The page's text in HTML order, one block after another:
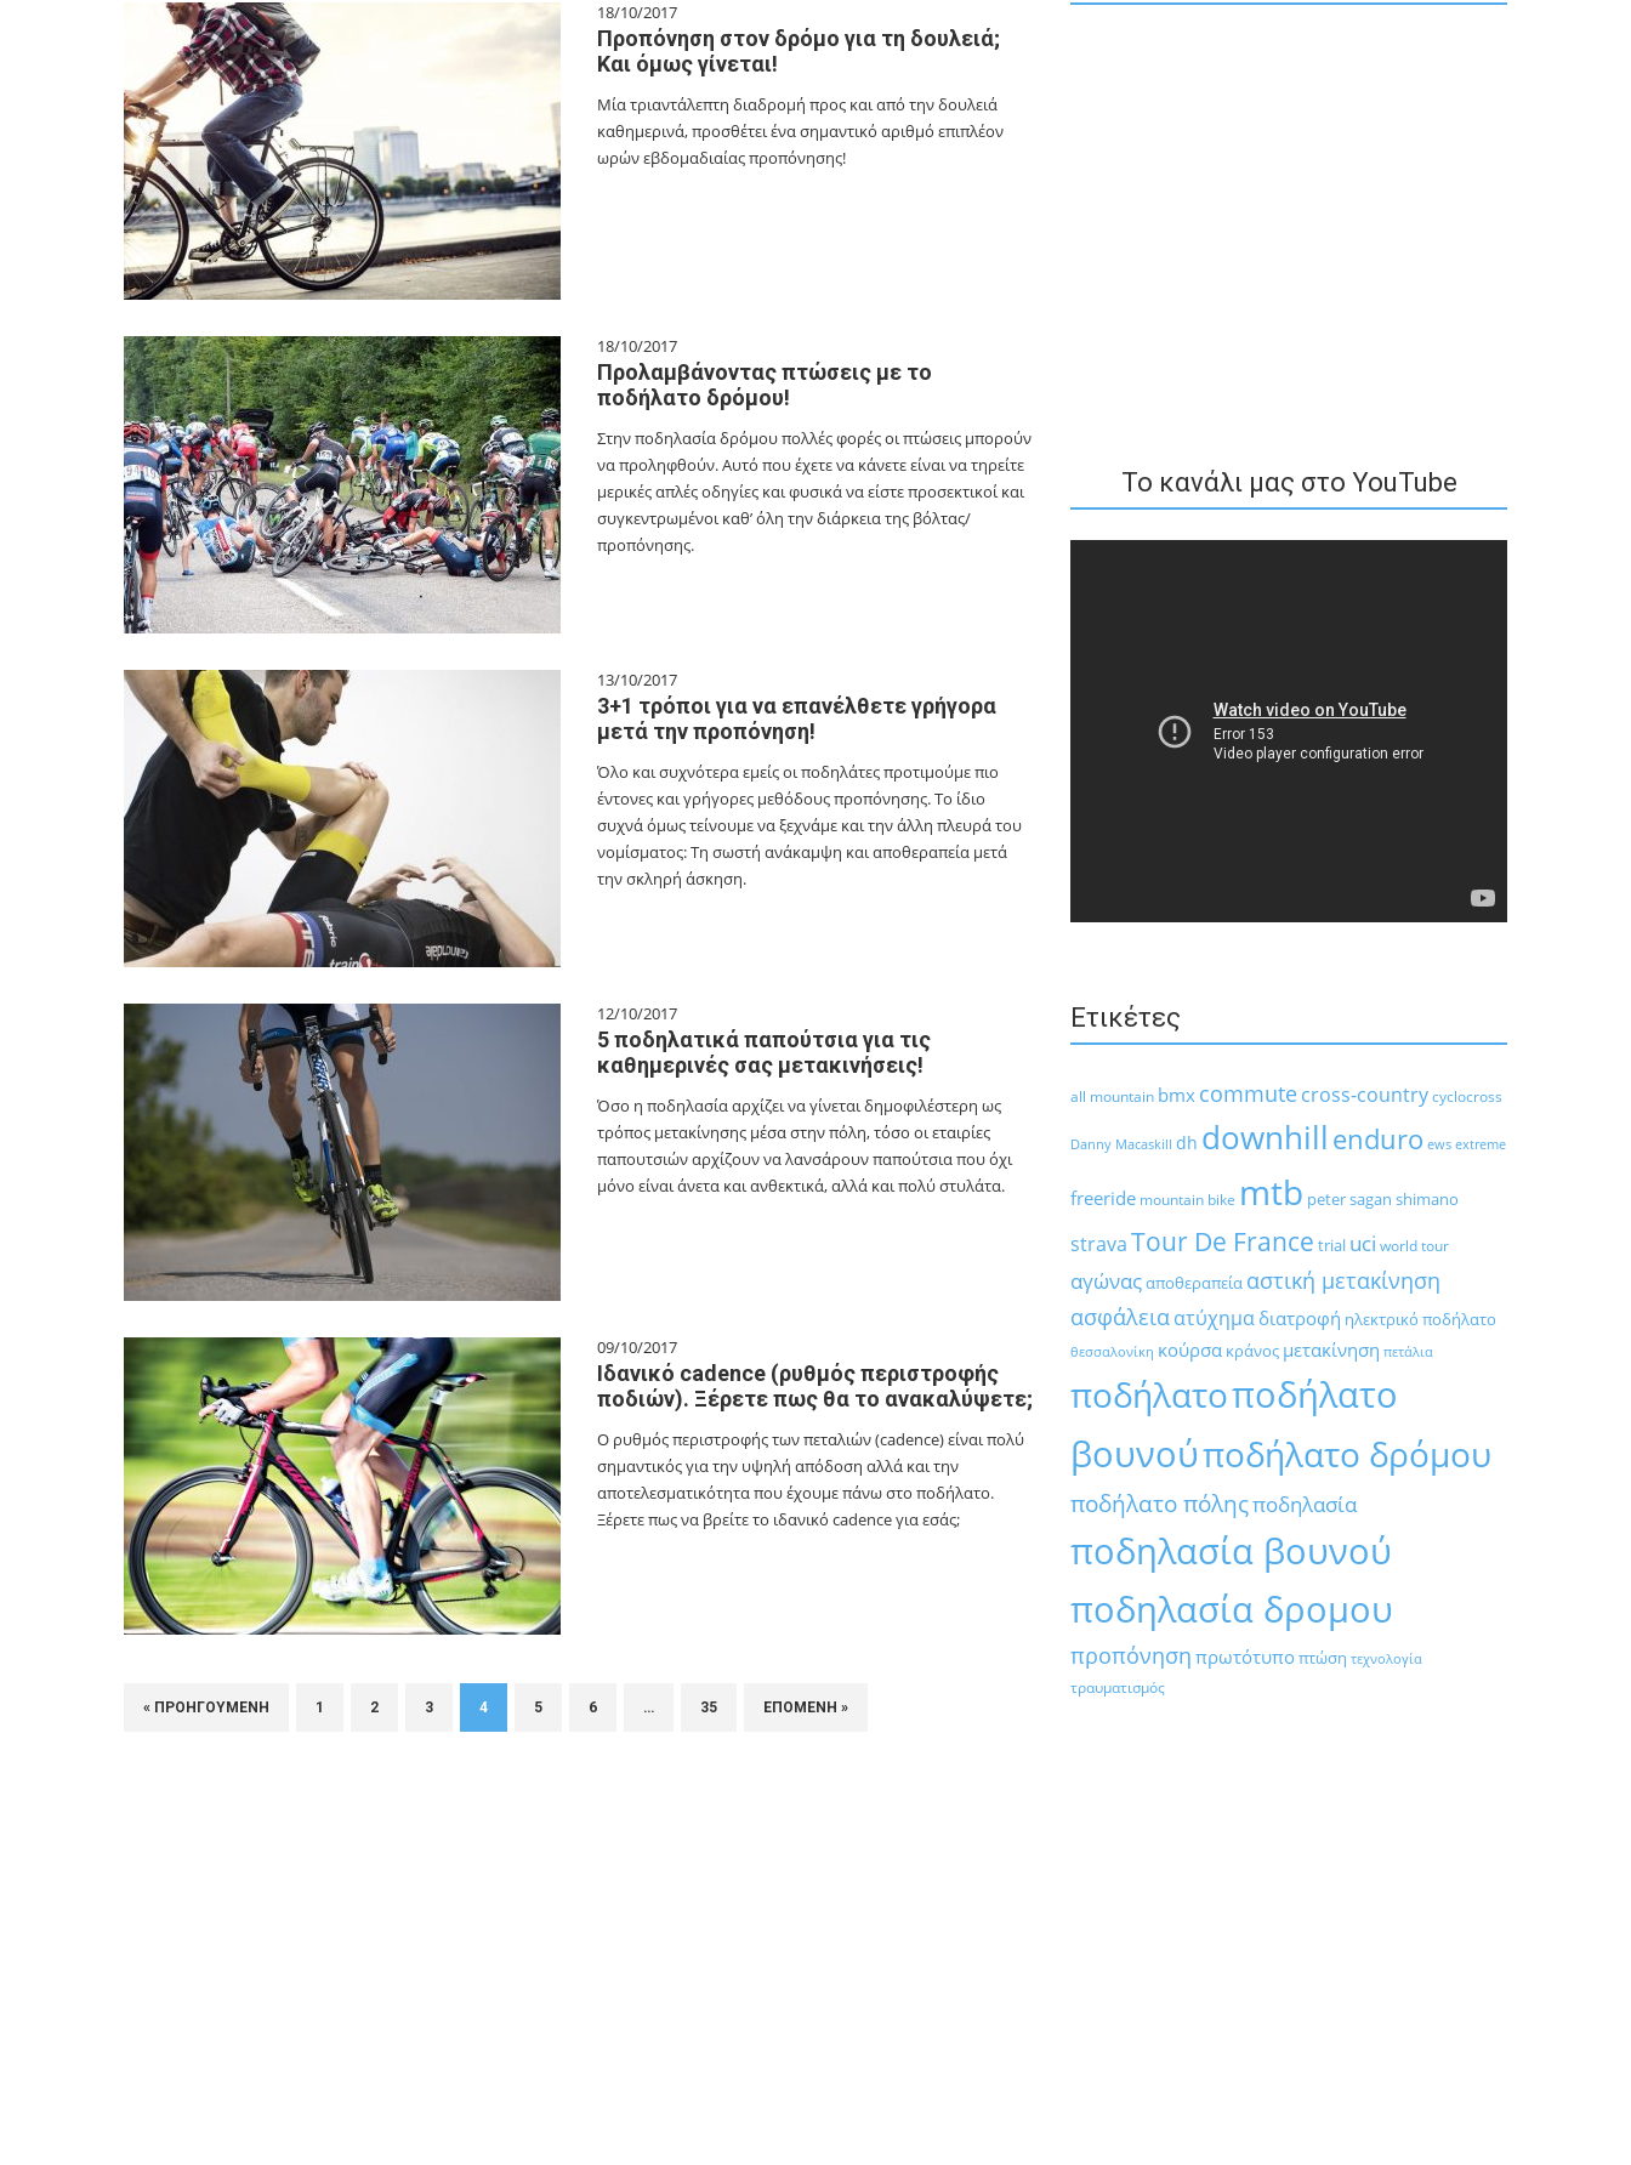
18/10/2017
Προπόνηση στον δρόμο για τη δουλειά;
Και όμως γίνεται!
Μία τριαντάλεπτη διαδρομή προς και από την δουλειά
καθημερινά, προσθέτει ένα σημαντικό αριθμό επιπλέον
ωρών εβδομαδιαίας προπόνησης!
18/10/2017
Προλαμβάνοντας πτώσεις με το
ποδήλατο δρόμου!
Στην ποδηλασία δρόμου πολλές φορές οι πτώσεις μπορούν
να προληφθούν. Αυτό που έχετε να κάνετε είναι να τηρείτε
μερικές απλές οδηγίες και φυσικά να είστε προσεκτικοί και
συγκεντρωμένοι καθ’ όλη την διάρκεια της βόλτας/
προπόνησης.
13/10/2017
3+1 τρόποι για να επανέλθετε γρήγορα
μετά την προπόνηση!
Όλο και συχνότερα εμείς οι ποδηλάτες προτιμούμε πιο
έντονες και γρήγορες μεθόδους προπόνησης. Το ίδιο
συχνά όμως τείνουμε να ξεχνάμε και την άλλη πλευρά του
νομίσματος: Τη σωστή ανάκαμψη και αποθεραπεία μετά
την σκληρή άσκηση.
12/10/2017
5 ποδηλατικά παπούτσια για τις
καθημερινές σας μετακινήσεις!
Όσο η ποδηλασία αρχίζει να γίνεται δημοφιλέστερη ως
τρόπος μετακίνησης μέσα στην πόλη, τόσο οι εταιρίες
παπουτσιών αρχίζουν να λανσάρουν παπούτσια που όχι
μόνο είναι άνετα και ανθεκτικά, αλλά και πολύ στυλάτα.
09/10/2017
Ιδανικό cadence (ρυθμός περιστροφής
ποδιών). Ξέρετε πως θα το ανακαλύψετε;
O ρυθμός περιστροφής των πεταλιών (cadence) είναι πολύ
σημαντικός για την υψηλή απόδοση αλλά και την
αποτελεσματικότητα που έχουμε πάνω στο ποδήλατο.
Ξέρετε πως να βρείτε το ιδανικό cadence για εσάς;
« ΠΡΟΗΓΟΎΜΕΝΗ 1 2 3 4 5 6 … 35 ΕΠΌΜΕΝΗ »
To κανάλι μας στο YouTube
Ετικέτες
all mountain bmx commutecross-countrycyclocross
Danny Macaskill dh downhill enduro ews extreme
freeride mountain bike mtb peter sagan shimano
stravaTour De France trial uci world tour
αγώναςαποθεραπεία αστική μετακίνηση
ασφάλειαατύχημα διατροφή ηλεκτρικό ποδήλατο
θεσσαλονίκη κούρσα κράνος μετακίνηση πετάλια
ποδήλατοποδήλατο
βουνούποδήλατο δρόμου
ποδήλατο πόληςποδηλασία
ποδηλασία βουνού
ποδηλασία δρομου
προπόνηση πρωτότυποπτώση τεχνολογία
τραυματισμός